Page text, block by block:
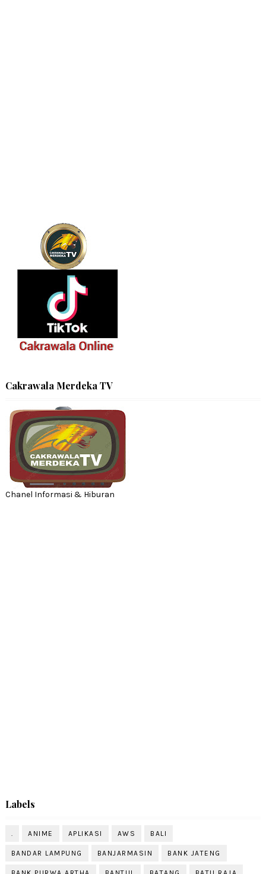
Cakrawala Merdeka TV
Chanel Informasi & Hiburan
Labels
ANIME APLIKASI AWS BALI
BANDAR LAMPUNG BANJARMASIN BANK JATENG